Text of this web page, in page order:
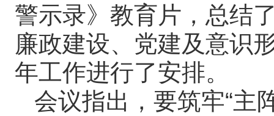
警示录》教育片，总结
廉政建设、党建及意识
年工作进行了安排。
会议指出，要筑牢“主